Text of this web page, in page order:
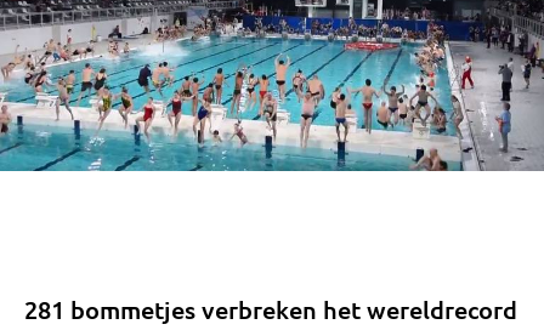
281 bommetjes verbreken het wereldrecord